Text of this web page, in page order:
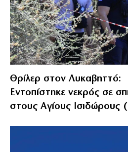
Θρίλερ στον Λυκαβηττό:
Εντοπίστηκε νεκρός σε
στους Αγίους Ισιδώρους